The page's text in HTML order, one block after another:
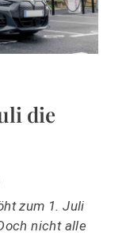
die
zum 1. Juli
nicht alle